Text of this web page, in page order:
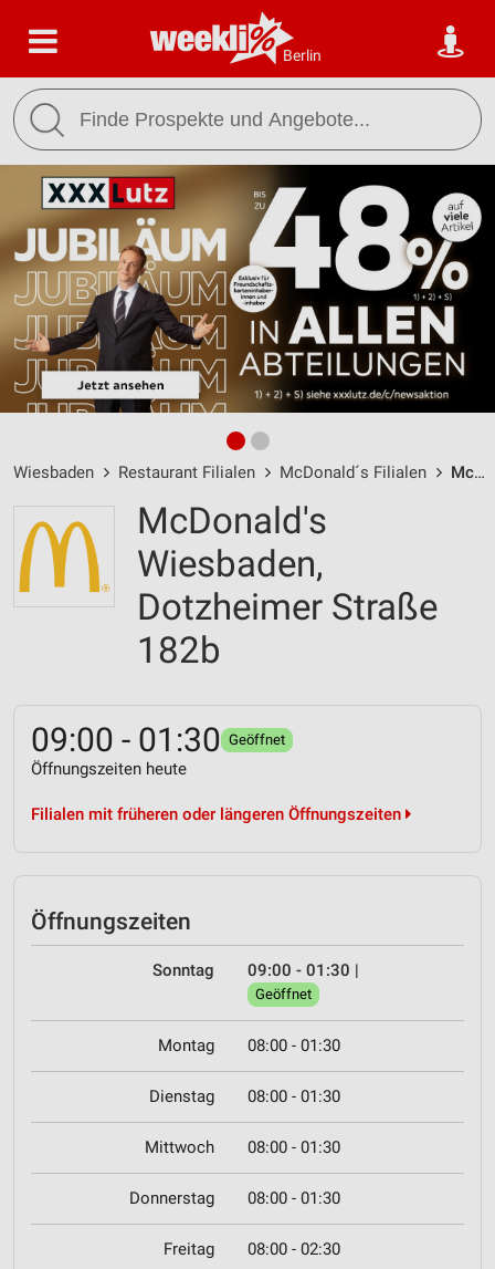
Berlin
Wiesbaden Restaurant Filialen McDonald´s Filialen McDonald's Wiesbaden / Dotzheimer Straße 182b - Öffnungszeiten & Adresse
McDonald's
Wiesbaden,
Dotzheimer Straße
182b
09:00 - 01:30 Geöffnet
Öffnungszeiten heute
Filialen mit früheren oder längeren Öffnungszeiten
Öffnungszeiten
Sonntag 09:00 - 01:30 |
Geöffnet
Montag 08:00 - 01:30
Dienstag 08:00 - 01:30
Mittwoch 08:00 - 01:30
Donnerstag 08:00 - 01:30
Freitag 08:00 - 02:30